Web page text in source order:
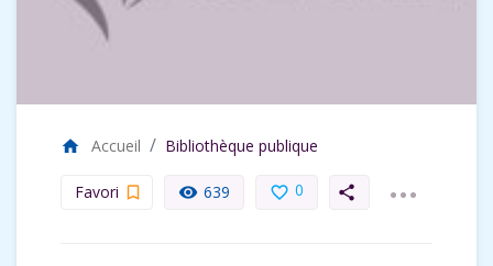
home Accueil Bibliothèque publique
Favori bookmark_border remove_red_eye 639 favorite_border 0 share ...